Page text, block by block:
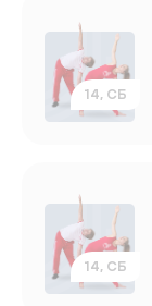
14, СБ
14, СБ